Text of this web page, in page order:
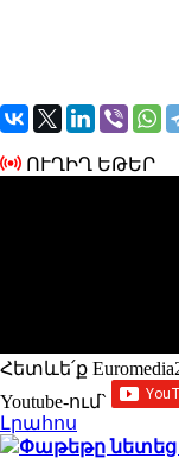
ՈՒՂԻՂ ԵԹԵՐ
Հետևե՛ք
Youtube-ում`
Լրահոս
Փաթեթը նետեց